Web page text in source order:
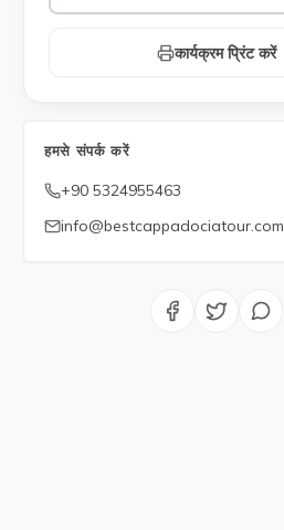
कार्यक्रम प्रिंट करें
हमसे संपर्क करें
+90 5324955463
info@bestcappadociatour.com